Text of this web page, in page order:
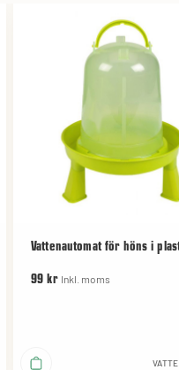
Vattenautomat för höns i
99 kr Inkl. moms